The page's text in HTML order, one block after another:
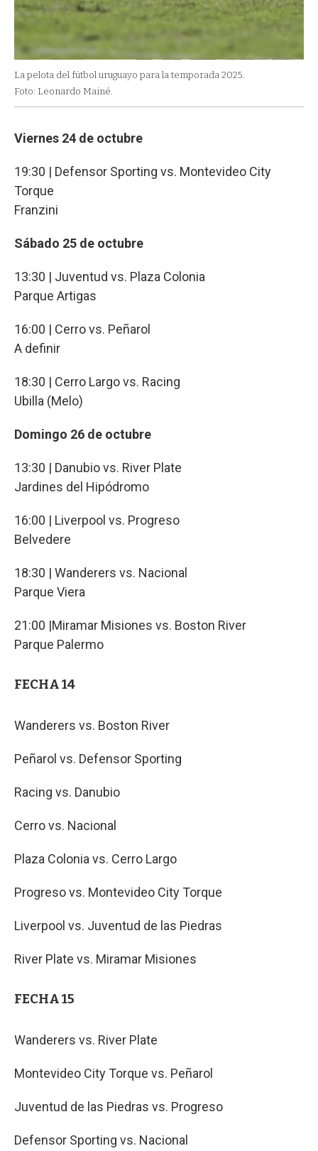
La pelota del fútbol uruguayo para la temporada 2025.
Foto: Leonardo Mainé.
Viernes 24 de octubre
19:30 | Defensor Sporting vs. Montevideo City
Torque
Franzini
Sábado 25 de octubre
13:30 | Juventud vs. Plaza Colonia
Parque Artigas
16:00 | Cerro vs. Peñarol
A definir
18:30 | Cerro Largo vs. Racing
Ubilla (Melo)
Domingo 26 de octubre
13:30 | Danubio vs. River Plate
Jardines del Hipódromo
16:00 | Liverpool vs. Progreso
Belvedere
18:30 | Wanderers vs. Nacional
Parque Viera
21:00 |Miramar Misiones vs. Boston River
Parque Palermo
FECHA 14
Wanderers vs. Boston River
Peñarol vs. Defensor Sporting
Racing vs. Danubio
Cerro vs. Nacional
Plaza Colonia vs. Cerro Largo
Progreso vs. Montevideo City Torque
Liverpool vs. Juventud de las Piedras
River Plate vs. Miramar Misiones
FECHA 15
Wanderers vs. River Plate
Montevideo City Torque vs. Peñarol
Juventud de las Piedras vs. Progreso
Defensor Sporting vs. Nacional